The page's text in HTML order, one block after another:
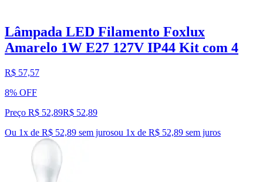
Lâmpada LED Filamento Foxlux
Amarelo 1W E27 127V IP44 Kit com 4
R$ 57,57
8% OFF
Preço R$ 52,89R$ 52,89
Ou 1x de R$ 52,89 sem jurosou 1x de R$ 52,89 sem juros